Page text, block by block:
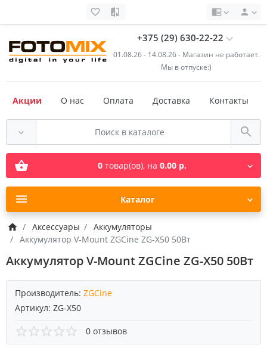
+375 (29) 630-22-22
01.08.26 - 14.08.26 - Магазин не работает.
Мы в отпуске:)
Акции О нас Оплата Доставка Контакты
0товар(ов), на 0.00 р.
Каталог
Аксессуары
Аккумуляторы
Аккумулятор V-Mount ZGCine ZG-X50 50Вт
Аккумулятор V-Mount ZGCine ZG-X50 50Вт
Производитель: ZGCine
Артикул: ZG-X50
0 отзывов